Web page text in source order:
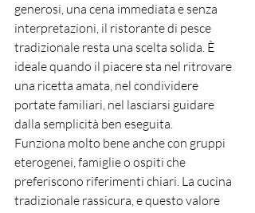
generosi, una cena immediata e senza
interpretazioni, il ristorante di pesce
tradizionale resta una scelta solida. È
ideale quando il piacere sta nel ritrovare
una ricetta amata, nel condividere
portate familiari, nel lasciarsi guidare
dalla semplicità ben eseguita.
Funziona molto bene anche con gruppi
eterogenei, famiglie o ospiti che
preferiscono riferimenti chiari. La cucina
tradizionale rassicura, e questo valore